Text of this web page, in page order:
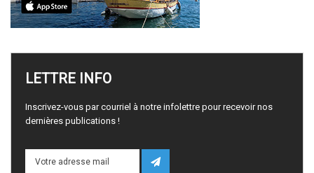
LETTRE INFO
Inscrivez-vous par courriel à notre infolettre pour recevoir nos
dernières publications !